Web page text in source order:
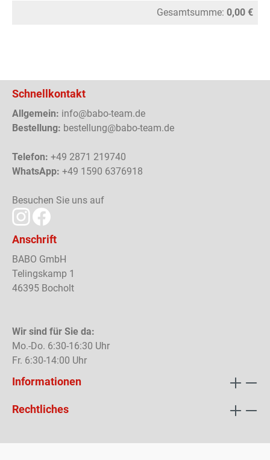
Gesamtsumme: 0,00 €
Schnellkontakt
Allgemein: info@babo-team.de
Bestellung: bestellung@babo-team.de
Telefon: +49 2871 219740
WhatsApp: +49 1590 6376918
Besuchen Sie uns auf
Anschrift
BABO GmbH
Telingskamp 1
46395 Bocholt
Wir sind für Sie da:
Mo.-Do. 6:30-16:30 Uhr
Fr. 6:30-14:00 Uhr
Informationen
Rechtliches